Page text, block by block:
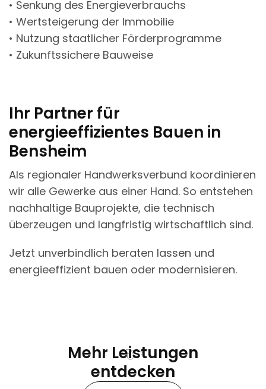
• Senkung des Energieverbrauchs
• Wertsteigerung der Immobilie
• Nutzung staatlicher Förderprogramme
• Zukunftssichere Bauweise
Ihr Partner für
energieeffizientes Bauen in
Bensheim
Als regionaler Handwerksverbund koordinieren
wir alle Gewerke aus einer Hand. So entstehen
nachhaltige Bauprojekte, die technisch
überzeugen und langfristig wirtschaftlich sind.
Jetzt unverbindlich beraten lassen und
energieeffizient bauen oder modernisieren.
Mehr Leistungen
entdecken